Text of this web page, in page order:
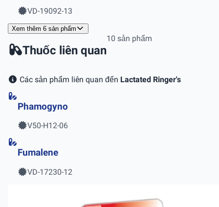
VD-19092-13
Xem thêm 6 sản phẩm
Thuốc liên quan
10 sản phẩm
Các sản phẩm liên quan đến Lactated Ringer's
Phamogyno
V50-H12-06
Fumalene
VD-17230-12